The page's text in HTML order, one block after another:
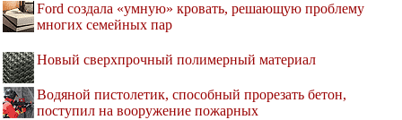
Ford создала «умную» кровать, решающую проблему
многих семейных пар
Новый сверхпрочный полимерный материал
Водяной пистолетик, способный прорезать бетон,
поступил на вооружение пожарных